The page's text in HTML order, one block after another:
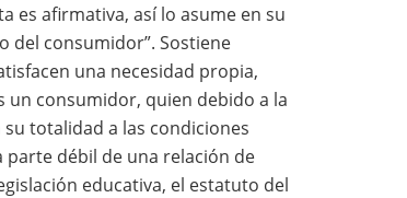
es afirmativa, así lo asume en su
del consumidor”. Sostiene
una necesidad propia,
un consumidor, quien debido a la
totalidad a las condiciones
parte débil de una relación de
educativa, el estatuto del